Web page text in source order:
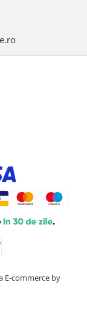
E-commerce by